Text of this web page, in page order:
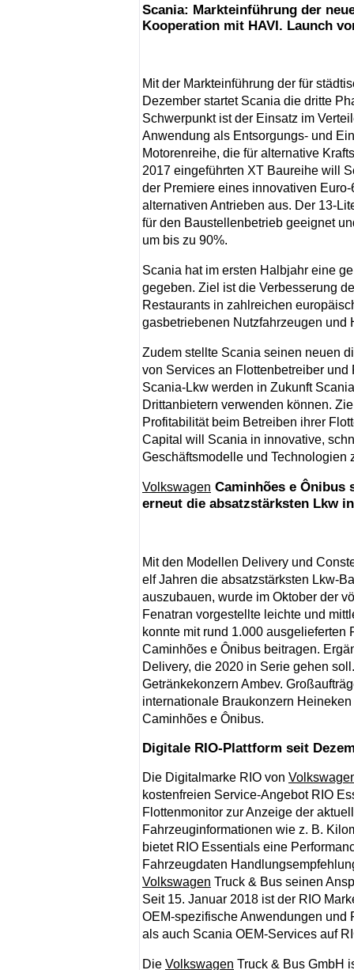
Scania: Markteinführung der
Kooperation mit HAVI. Launch
Mit der Markteinführung der für
Dezember startet Scania die dritte
Schwerpunkt ist der Einsatz im
Anwendung als Entsorgungs- und
Motorenreihe, die für alternative
2017 eingeführten XT Baureihe will
der Premiere eines innovativen
alternativen Antrieben aus. Der 13-
für den Baustellenbetrieb geeignet
um bis zu 90%.
Scania hat im ersten Halbjahr eine
gegeben. Ziel ist die Verbesserung
Restaurants in zahlreichen
gasbetriebenen Nutzfahrzeugen und
Zudem stellte Scania seinen neuen
von Services an Flottenbetreiber
Scania-Lkw werden in Zukunft
Drittanbietern verwenden können.
Profitabilität beim Betreiben ihrer
Capital will Scania in innovative,
Geschäftsmodelle und Technologien
Volkswagen Caminhões e Ônibus
erneut die absatzstärksten Lkw
Mit den Modellen Delivery und
elf Jahren die absatzstärksten Lkw-
auszubauen, wurde im Oktober der
Fenatran vorgestellte leichte und
konnte mit rund 1.000
Caminhões e Ônibus beitragen.
Delivery, die 2020 in Serie gehen
Getränkekonzern Ambev.
internationale Braukonzern
Caminhões e Ônibus.
Digitale RIO-Plattform seit
Die Digitalmarke RIO von
kostenfreien Service-Angebot RIO
Flottenmonitor zur Anzeige der
Fahrzeuginformationen wie z. B.
bietet RIO Essentials eine
Fahrzeugdaten
Volkswagen Truck & Bus seinen
Seit 15. Januar 2018 ist der RIO
OEM-spezifische Anwendungen und
als auch Scania OEM-Services auf
Die Volkswagen Truck & Bus GmbH